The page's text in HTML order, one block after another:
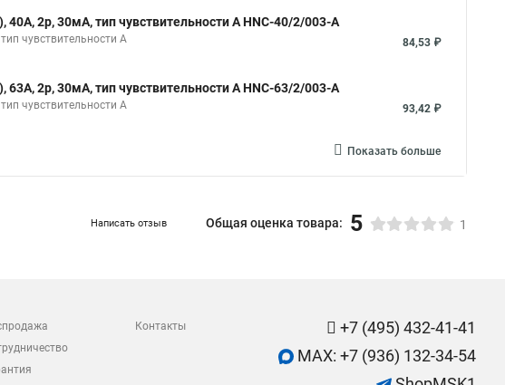
2p, 30мА, тип чувствительности A HNC-40/2/003-A
чувствительности A 84,53 ₽
2p, 30мА, тип чувствительности A HNC-63/2/003-A
чувствительности A 93,42 ₽
Показать больше
Написать отзыв Общая оценка товара: 5 1
Контакты
+7 (495) 432-41-41
MAX: +7 (936) 132-34-54